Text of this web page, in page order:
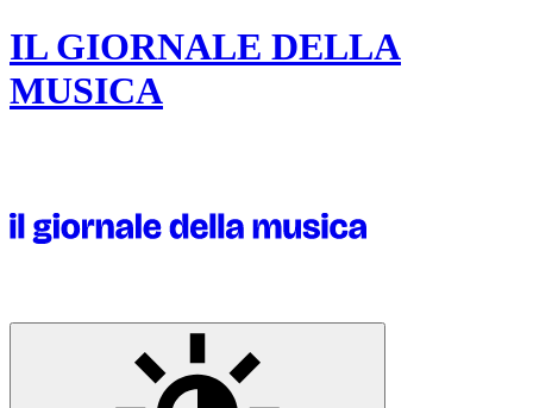
IL GIORNALE DELLA
MUSICA